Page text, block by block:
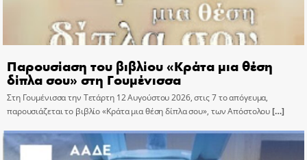
Παρουσίαση του βιβλίου «Κράτα μια θέση
δίπλα σου» στη Γουμένισσα
Στη Γουμένισσα την Τετάρτη 12 Αυγούστου 2026, στις 7 το απόγευμα,
παρουσιάζεται το βιβλίο «Κράτα μια θέση δίπλα σου», των Απόστολου[…]